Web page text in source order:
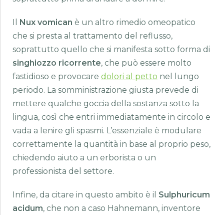
Il Nux vomican è un altro rimedio omeopatico
che si presta al trattamento del reflusso,
soprattutto quello che si manifesta sotto forma di
singhiozzo ricorrente, che può essere molto
fastidioso e provocare dolori al petto nel lungo
periodo. La somministrazione giusta prevede di
mettere qualche goccia della sostanza sotto la
lingua, così che entri immediatamente in circolo e
vada a lenire gli spasmi. L’essenziale è modulare
correttamente la quantità in base al proprio peso,
chiedendo aiuto a un erborista o un
professionista del settore.
Infine, da citare in questo ambito è il Sulphuricum
acidum, che non a caso Hahnemann, inventore